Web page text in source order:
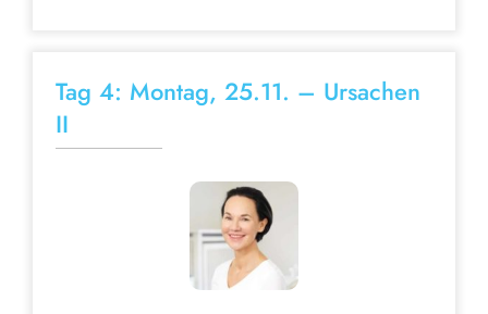
Tag 4: Montag, 25.11. – Ursachen
II